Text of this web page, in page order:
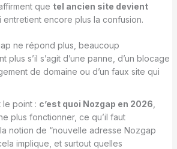
que tel ancien site devient
entretient encore plus la confusion.
ne répond plus, beaucoup
plus s’il s’agit d’une panne, d’un blocage
de domaine ou d’un faux site qui
le point : c’est quoi Nozgap en 2026
plus fonctionner, ce qu’il faut
notion de “nouvelle adresse Nozgap
implique, et surtout quelles